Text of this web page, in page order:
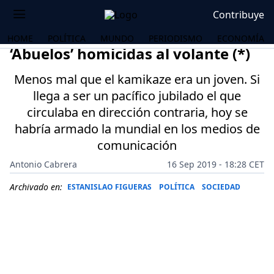
Contribuye
HOME POLÍTICA MUNDO PERIODISMO ECONOMÍA
‘Abuelos’ homicidas al volante (*)
Menos mal que el kamikaze era un joven. Si
llega a ser un pacífico jubilado el que
circulaba en dirección contraria, hoy se
habría armado la mundial en los medios de
comunicación
Antonio Cabrera
16 Sep 2019 - 18:28 CET
Archivado en: ESTANISLAO FIGUERAS POLÍTICA SOCIEDAD